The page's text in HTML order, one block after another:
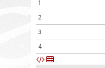
1
2
3
4